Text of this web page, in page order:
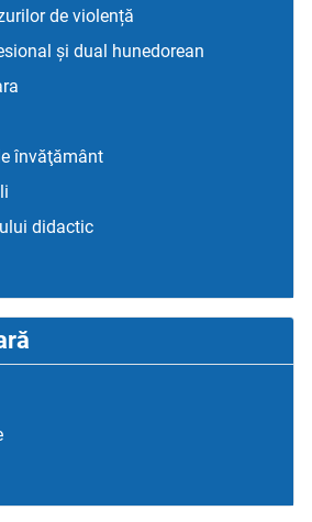
de violență
și dual hunedorean
învăţământ
didactic